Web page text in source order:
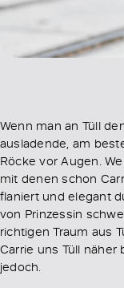
Wenn man an Tüll
ausladende, am
Röcke vor Augen.
mit denen schon
flaniert und elegant
von Prinzessin
richtigen Traum aus
Carrie uns Tüll näher
jedoch.